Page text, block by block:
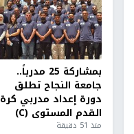
بمشاركة 25 مدرباً..
جامعة النجاح تطلق
دورة إعداد مدربي كرة
القدم المستوى (C)
منذ 51 دقيقة